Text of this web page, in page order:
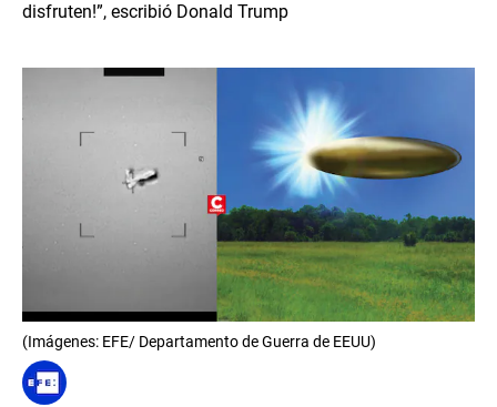
disfruten!”, escribió Donald Trump
(Imágenes: EFE/ Departamento de Guerra de EEUU)